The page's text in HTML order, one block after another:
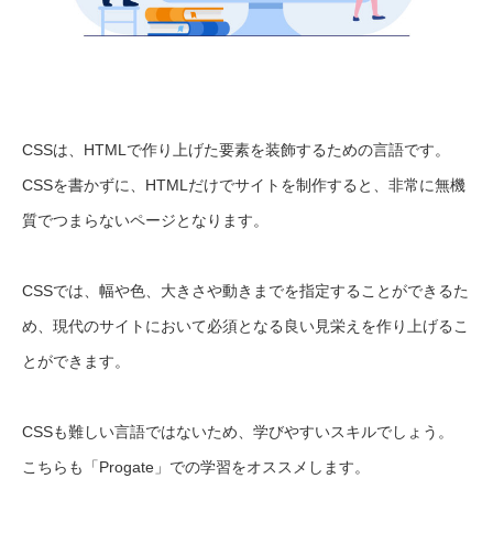
CSSは、HTMLで作り上げた要素を装飾するための言語です。
CSSを書かずに、HTMLだけでサイトを制作すると、非常に無機
質でつまらないページとなります。
CSSでは、幅や色、大きさや動きまでを指定することができるた
め、現代のサイトにおいて必須となる良い見栄えを作り上げるこ
とができます。
CSSも難しい言語ではないため、学びやすいスキルでしょう。
こちらも「Progate」での学習をオススメします。